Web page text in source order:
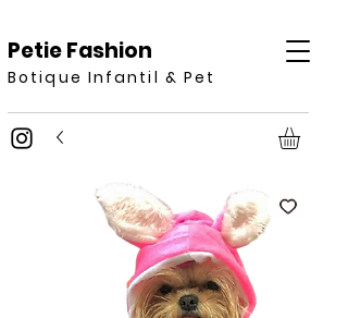
Petie Fashion
Botique Infantil & Pet